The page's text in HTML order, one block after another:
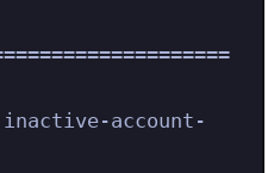
account-